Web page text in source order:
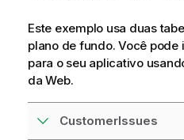
Este exemplo usa duas
plano de fundo. Você pode
para o seu aplicativo
da Web.
CustomerIssues